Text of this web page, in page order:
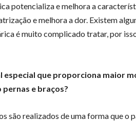
potencializa e melhora a
e melhora a dor. Existem
é muito complicado tratar, por
especial que proporciona maior
e braços?
são realizados de uma forma que o